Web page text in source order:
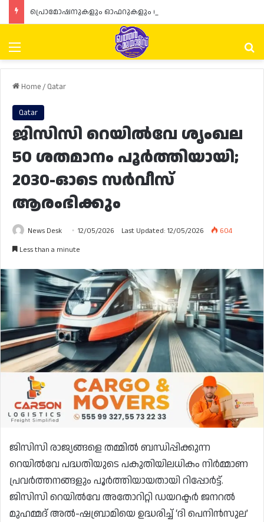
Menu
Home/ Qatar
Qatar
ജിസിസി റെയിൽവേ ശൃംഖല
50 ശതമാനം പൂർത്തിയായി;
2030-ഓടെ സർവീസ്
ആരംഭിക്കും
News Desk 12/05/2026 Last Updated: 12/05/2026
604
Less than a minute
ജിസിസി രാജ്യങ്ങളെ തമ്മിൽ ബന്ധിപ്പിക്കുന്ന
റെയിൽവേ പദ്ധതിയുടെ പകുതിയിലധികം നിർമ്മാണ
പ്രവർത്തനങ്ങളും പൂർത്തിയായതായി റിപ്പോർട്ട്.
ജിസിസി റെയിൽവേ അതോറിറ്റി ഡയറക്ടർ ജനറൽ
മുഹമ്മദ് അൽ-ഷബ്രാമിയെ ഉദ്ധരിച്ച് ‘ദി പെനിൻസുല’